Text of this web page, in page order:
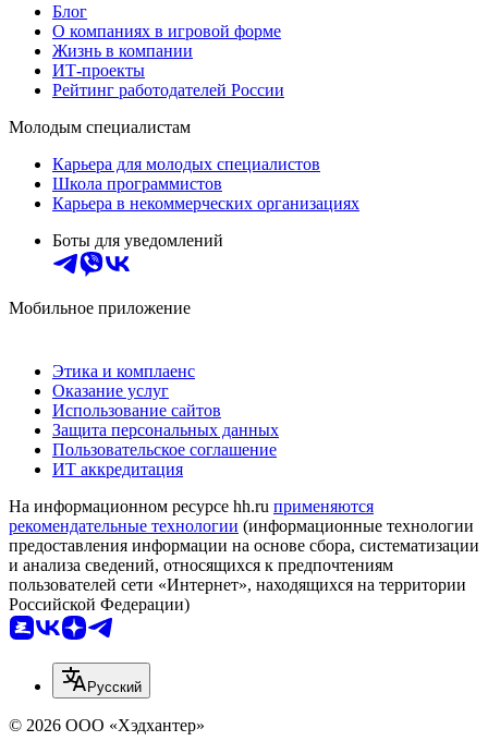
Блог
О компаниях в игровой форме
Жизнь в компании
ИТ-проекты
Рейтинг работодателей России
Молодым специалистам
Карьера для молодых специалистов
Школа программистов
Карьера в некоммерческих организациях
Боты для уведомлений
Мобильное приложение
Этика и комплаенс
Оказание услуг
Использование сайтов
Защита персональных данных
Пользовательское соглашение
ИТ аккредитация
На информационном ресурсе hh.ru применяются
рекомендательные технологии (информационные технологии
предоставления информации на основе сбора, систематизации
и анализа сведений, относящихся к предпочтениям
пользователей сети «Интернет», находящихся на территории
Российской Федерации)
Русский
© 2026 ООО «Хэдхантер»